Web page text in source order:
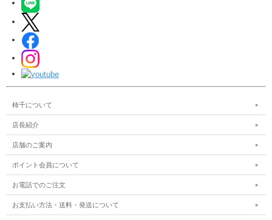
柿千について
店長紹介
店舗のご案内
ポイント会員について
お電話でのご注文
お支払い方法・送料・発送について